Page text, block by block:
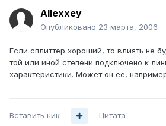
Allexxey
Опубликовано 23 марта, 2006
Если сплиттер хороший, то влиять не
той или иной степени подключено к
характеристики. Может он ее,
Вставить ник Цитата